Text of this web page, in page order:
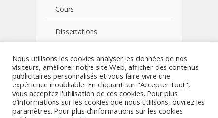
Cours
Dissertations
Fiches pratiques
Non classé
Nous utilisons les cookies analyser les données de nos
visiteurs, améliorer notre site Web, afficher des contenus
publicitaires personnalisés et vous faire vivre une
expérience inoubliable. En cliquant sur "Accepter tout",
vous acceptez l'utilisation de ces cookies. Pour plus
d'informations sur les cookies que nous utilisons, ouvrez les
paramètres. Pour plus d'informations sur les cookies